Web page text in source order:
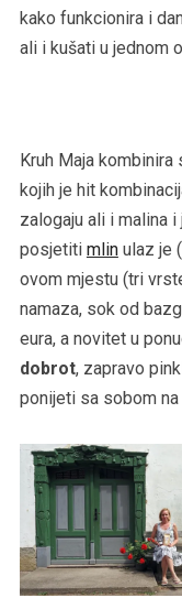
kako funkcionira i
ali i kušati u jednom
Kruh Maja kombinira
kojih je hit
zalogaju ali i malina
posjetiti mlinulaz je
ovom mjestu (tri
namaza, sok od
eura, a novitet u
dobrot, zapravo
ponijeti sa sobom